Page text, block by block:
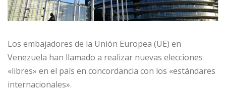
Los embajadores de la Unión Europea (UE) en
Venezuela han llamado a realizar nuevas elecciones
«libres» en el país en concordancia con los «estándares
internacionales».